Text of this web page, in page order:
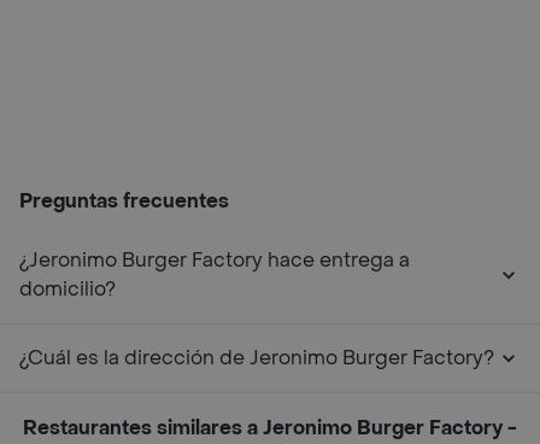
Preguntas frecuentes
¿Jeronimo Burger Factory hace entrega a
domicilio?
¿Cuál es la dirección de Jeronimo Burger Factory?
Restaurantes similares a Jeronimo Burger Factory -